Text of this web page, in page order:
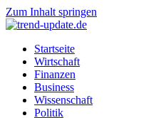
Zum Inhalt springen
trend-
update.de
Trends
News
Wirtschaft,
Wissenschaft
Startseite
Wirtschaft
Finanzen
Business
Wissenschaft
Politik